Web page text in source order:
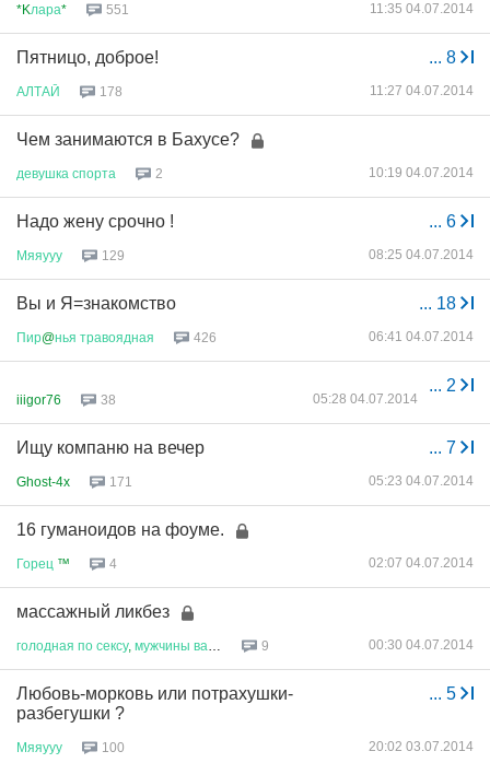
*Kлара* 551 11:35 04.07.2014
... 8
Пятницо, доброе!
АЛТАЙ 178 11:27 04.07.2014
Чем занимаются в Бахусе?
девушка спорта 2 10:19 04.07.2014
... 6
Надо жену срочно !
Мяяууу 129 08:25 04.07.2014
... 18
Вы и Я=знакомство
Пир@нья травоядная 426 06:41 04.07.2014
... 2
iiigor76 38 05:28 04.07.2014
... 7
Ищу компаню на вечер
Ghost-4x 171 05:23 04.07.2014
16 гуманоидов на фоуме.
Горец ™ 4 02:07 04.07.2014
массажный ликбез
голодная по сексу, мужчины вам 9 00:30 04.07.2014
... 5
Любовь-морковь или потрахушки-
разбегушки ?
Мяяууу 100 20:02 03.07.2014